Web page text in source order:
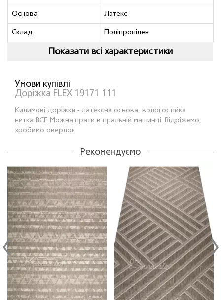
Основа Латекс
Склад Поліпропілен
Показати всі характеристики
Умови купівлі
Доріжка FLEX 19171 111
Килимовi дорiжки - латексна основа, вологостійка
нитка BCF. Можна прати в пральній машинці. Відріжемо,
зробимо оверлок
Рекомендуємо